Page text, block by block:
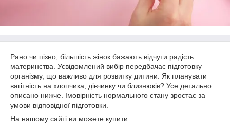
Рано чи пізно, більшість жінок бажають відчути радість
материнства. Усвідомлений вибір передбачає підготовку
організму, що важливо для розвитку дитини. Як планувати
вагітність на хлопчика, дівчинку чи близнюків? Усе детально
описано нижче. Імовірність нормального стану зростає за
умови відповідної підготовки.
На нашому сайті ви можете купити: